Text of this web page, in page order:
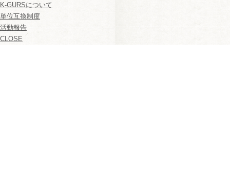
K-GURSについて
単位互換制度
活動報告
CLOSE